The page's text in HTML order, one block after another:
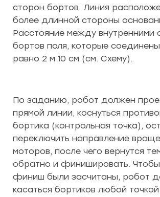
сторон бортов. Линия
более длинной стороны
Расстояние между внутренними
бортов поля, которые
равно 2 м 10 см (см. Схему).
По заданию, робот должен
прямой линии, коснуться
бортика (контрольная точка),
переключить направление
моторов, после чего вернутся
обратно и финишировать.
финиш были засчитаны, робот
касаться бортиков любой